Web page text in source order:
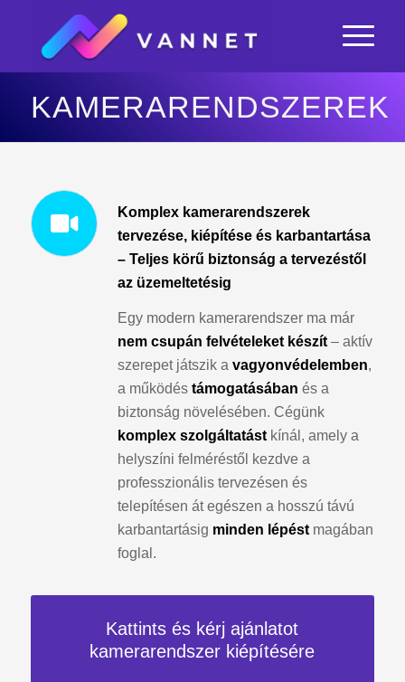
KAMERARENDSZEREK
Komplex kamerarendszerek
tervezése, kiépítése és karbantartása
– Teljes körű biztonság a tervezéstől
az üzemeltetésig
Egy modern kamerarendszer ma már
nem csupán felvételeket készít– aktív
szerepet játszik a vagyonvédelemben,
a működés támogatásában és a
biztonság növelésében. Cégünk
komplex szolgáltatástkínál, amely a
helyszíni felméréstől kezdve a
professzionális tervezésen és
telepítésen át egészen a hosszú távú
karbantartásig minden lépéstmagában
foglal.
Kattints és kérj ajánlatot
kamerarendszer kiépítésére